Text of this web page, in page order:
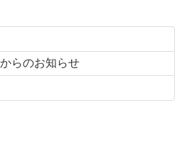
らのお知らせ